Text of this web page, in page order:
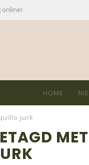
online!
HOME
jurk